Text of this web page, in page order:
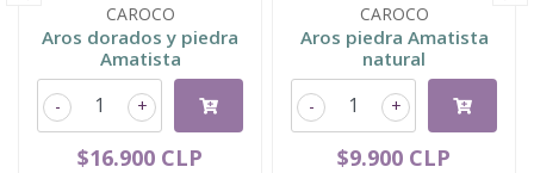
CAROCO
Aros dorados y piedra
Amatista
+
-
$16.900 CLP
CAROCO
Aros piedra Amatista
natural
+
-
$9.900 CLP